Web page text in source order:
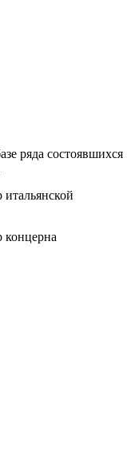
ряда состоявшихся
концерна